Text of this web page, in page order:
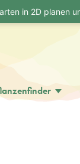
in 2D planen